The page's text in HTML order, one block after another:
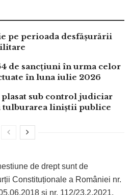
pe perioada desfășurării
de sancțiuni în urma celor
în luna iulie 2026
sub control judiciar
tulburarea liniștii publice
de drept sunt de
Constituționale a României nr.
și nr. 112/23.2.2021,